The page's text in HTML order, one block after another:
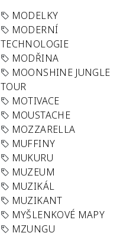
MODELKY
MODERNÍ
TECHNOLOGIE
MODŘINA
MOONSHINE JUNGLE
TOUR
MOTIVACE
MOUSTACHE
MOZZARELLA
MUFFINY
MUKURU
MUZEUM
MUZIKÁL
MUZIKANT
MYŠLENKOVÉ MAPY
MZUNGU